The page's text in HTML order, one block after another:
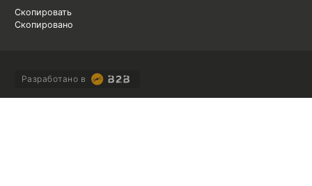
Скопировать
Скопировано
Разработано в